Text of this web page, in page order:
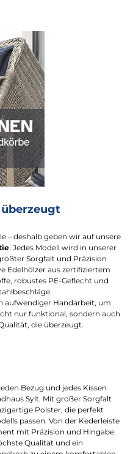
– deshalb geben wir auf unsere
. Jedes Modell wird in unserer
Sorgfalt und Präzision
Edelhölzer aus zertifiziertem
robustes PE-Geflecht und
aufwendiger Handarbeit, um
nur funktional, sondern auch
die überzeugt.
Bezug und jedes Kissen
Sylt. Mit großer Sorgfalt
Polster, die perfekt
passen. Von der Kederleiste
mit Präzision und Hingabe
Qualität und ein